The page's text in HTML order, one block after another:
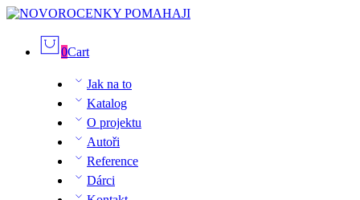
0Cart
Jak na to
Katalog
O projektu
Autoři
Reference
Dárci